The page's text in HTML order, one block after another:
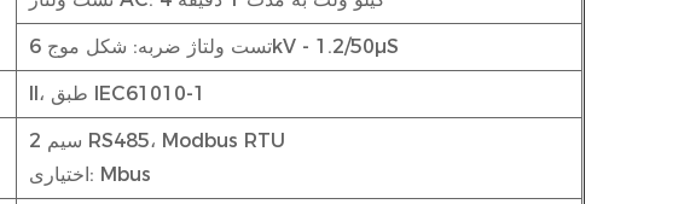
تست ولتاژ ضربه: شکل موج 6kV - 1.2/50µS
II، طبق IEC61010-1
2 سیم RS485، Modbus RTU
اختیاری: Mbus